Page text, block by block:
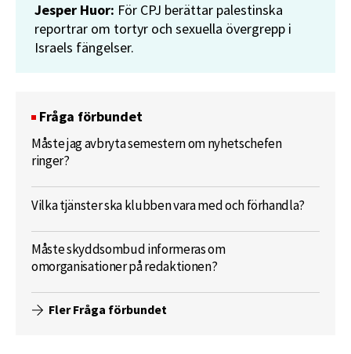
Jesper Huor: För CPJ berättar palestinska
reportrar om tortyr och sexuella övergrepp i
Israels fängelser.
Fråga förbundet
Måste jag avbryta semestern om nyhetschefen
ringer?
Vilka tjänster ska klubben vara med och förhandla?
Måste skyddsombud informeras om
omorganisationer på redaktionen?
Fler Fråga förbundet